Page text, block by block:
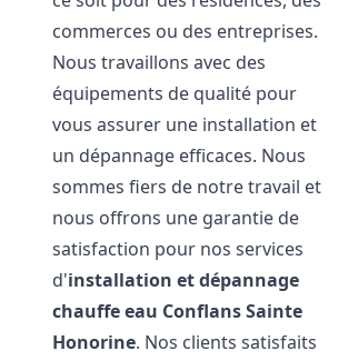
commerces ou des entreprises.
Nous travaillons avec des
équipements de qualité pour
vous assurer une installation et
un dépannage efficaces. Nous
sommes fiers de notre travail et
nous offrons une garantie de
satisfaction pour nos services
d'installation et dépannage
chauffe eau Conflans Sainte
Honorine. Nos clients satisfaits